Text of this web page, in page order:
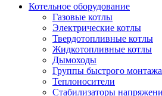
Котельное оборудование
Газовые котлы
Электрические котлы
Твердотопливные котлы
Жидкотопливные котлы
Дымоходы
Группы быстрого монтажа
Теплоносители
Стабилизаторы